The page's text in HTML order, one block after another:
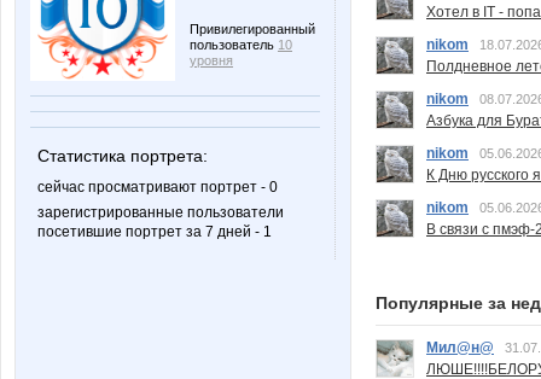
Привилегированный
пользователь 10
уровня
Статистика портрета:
сейчас просматривают портрет - 0
зарегистрированные пользователи
посетившие портрет за 7 дней - 1
Хотел в IT -
nikom
Полдневное
nikom
Азбука для
nikom
К Дню русского
nikom
В связи с пмэф-
Популярные за
Мил@н@